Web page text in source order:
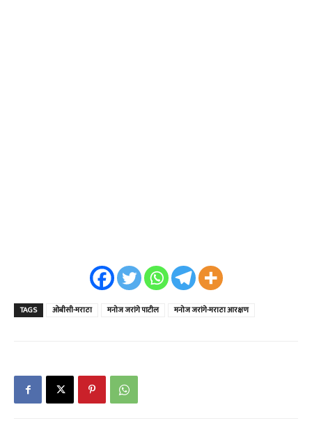
TAGS ओबीसी-मराठा मनोज जरांगे पाटील मनोज जरांगे-मराठा आरक्षण